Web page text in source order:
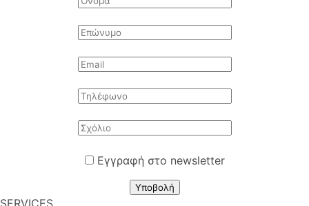
Εγγραφή στο newsletter
Υποβολή